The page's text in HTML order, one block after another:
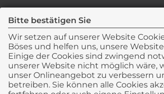
Bitte bestätigen Sie
Wir setzen auf unserer Website
Böses und helfen uns, unsere
Einige der Cookies sind zwingend
unserer Website nicht möglich wäre,
unser Onlineangebot zu verbessern
betreiben. Sie können alle Cookies
Newsticker